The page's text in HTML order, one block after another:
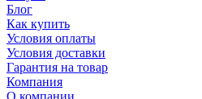
Блог
Как купить
Условия оплаты
Условия доставки
Гарантия на товар
Компания
О компании